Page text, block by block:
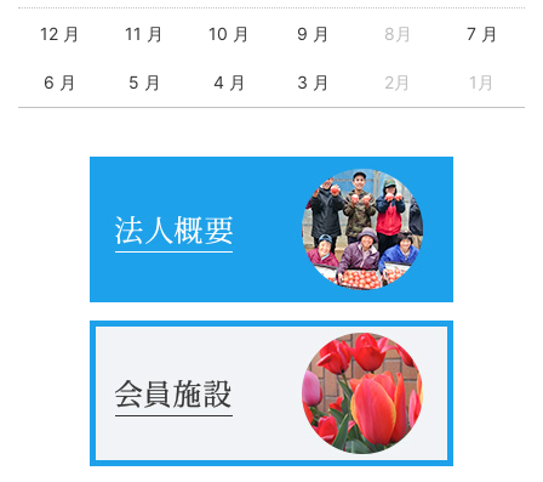
12 月 11 月 10 月 9 月 8月 7 月
6 月 5 月 4 月 3 月 2月 1月